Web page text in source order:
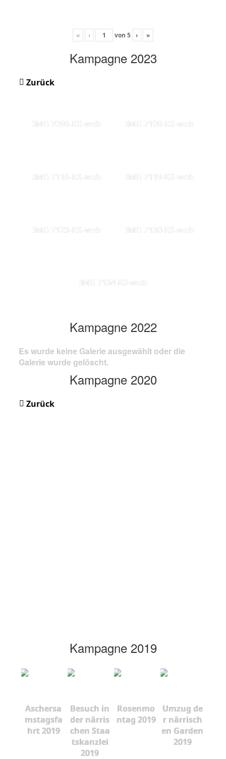
« ‹ von 5 › »
Kampagne 2023
Zurück
IMG 7098-KS-web IMG 7109-KS-web
IMG 7116-KS-web IMG 7119-KS-web
IMG 7123-KS-web IMG 7130-KS-web
IMG 7134-KS-web
Kampagne 2022
Es wurde keine Galerie ausgewählt oder die
Galerie wurde gelöscht.
Kampagne 2020
Zurück
Kampagne 2019
Aschersa
mstagsfa
hrt 2019
Besuch in
der närris
chen Staa
tskanzlei
2019
Rosenmo
ntag 2019
Umzug de
r närrisch
en Garden
2019